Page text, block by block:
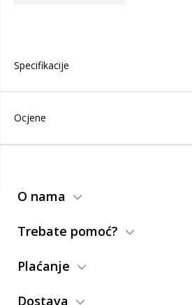
Specifikacije
Ocjene
O nama
Trebate pomoć?
Plaćanje
Dostava